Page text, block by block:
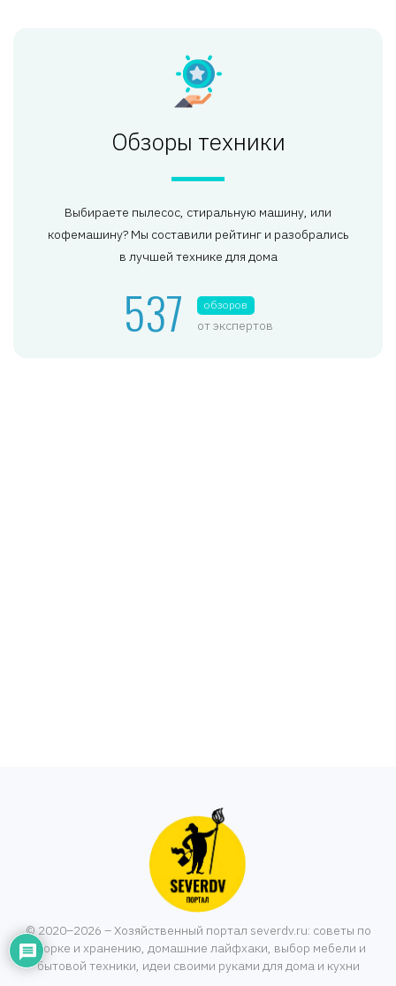
Обзоры техники
Выбираете пылесос, стиральную машину, или
кофемашину? Мы составили рейтинг и разобрались
в лучшей технике для дома
537 обзоров
от экспертов
© 2020–2026 – Хозяйственный портал severdv.ru: советы по
уборке и хранению, домашние лайфхаки, выбор мебели и
бытовой техники, идеи своими руками для дома и кухни